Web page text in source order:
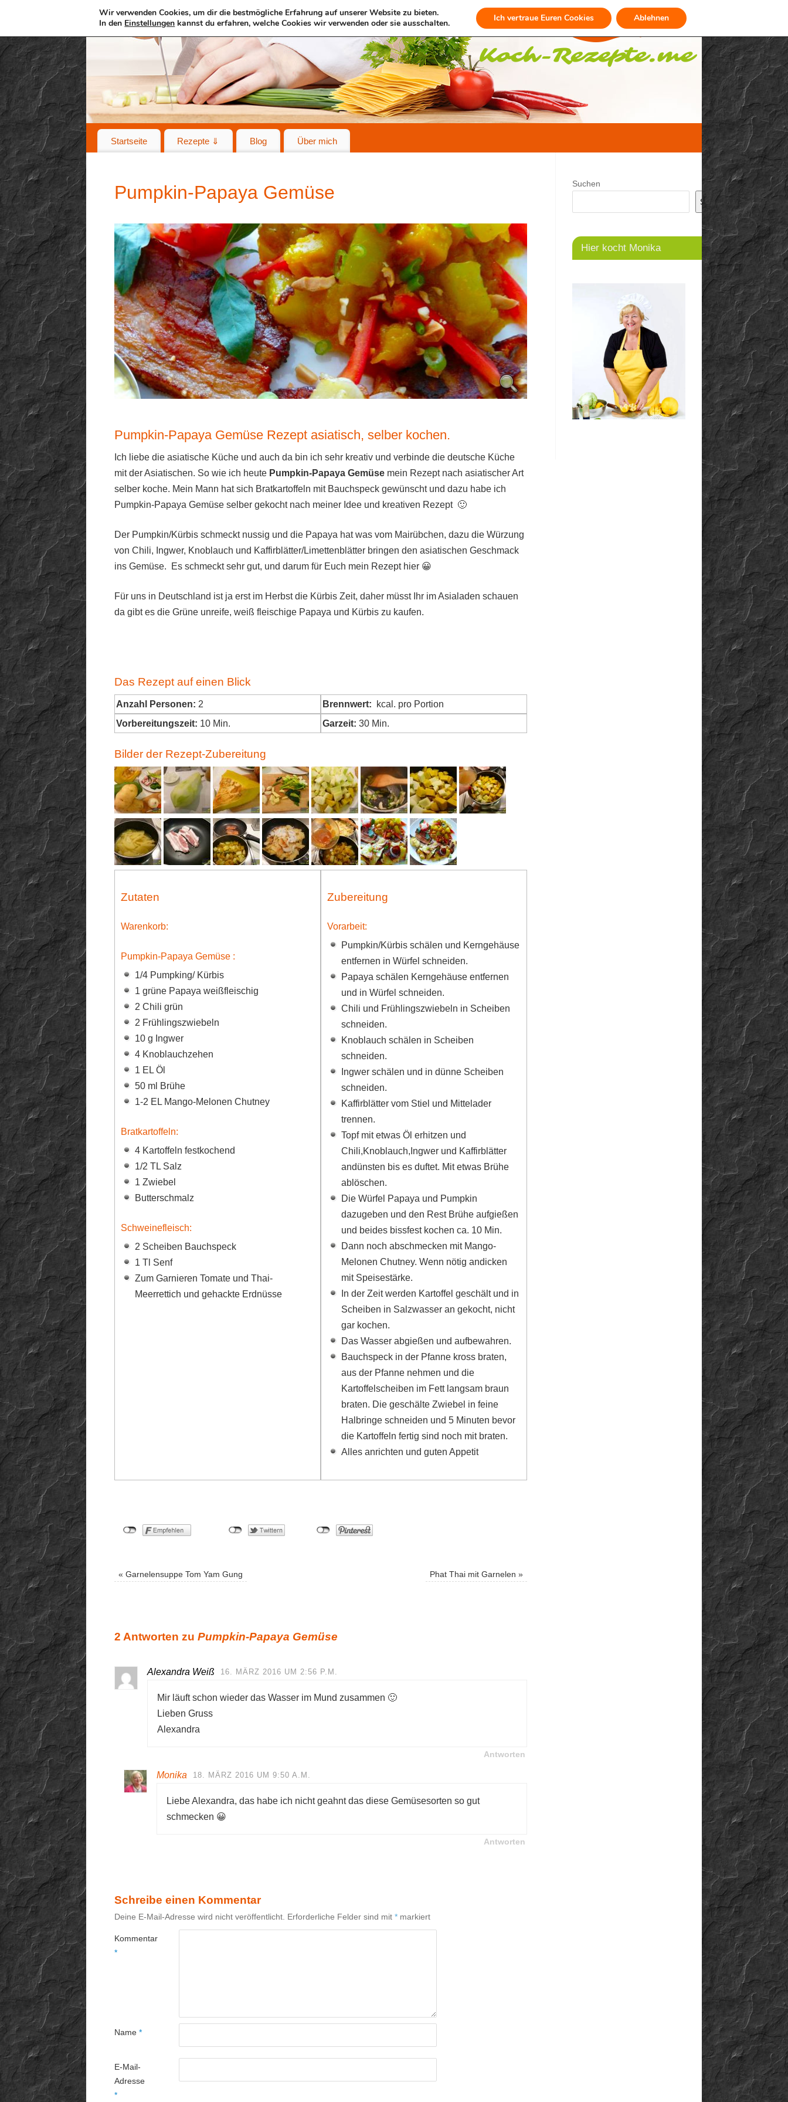
Startseite Rezepte ⇓ Blog Über mich
Pumpkin-Papaya Gemüse
Pumpkin-Papaya Gemüse Rezept asiatisch, selber kochen.
Ich liebe die asiatische Küche und auch da bin ich sehr kreativ und verbinde die deutsche Küche
mit der Asiatischen. So wie ich heute Pumpkin-Papaya Gemüse mein Rezept nach asiatischer Art
selber koche. Mein Mann hat sich Bratkartoffeln mit Bauchspeck gewünscht und dazu habe ich
Pumpkin-Papaya Gemüse selber gekocht nach meiner Idee und kreativen Rezept 🙂
Der Pumpkin/Kürbis schmeckt nussig und die Papaya hat was vom Mairübchen, dazu die Würzung
von Chili, Ingwer, Knoblauch und Kaffirblätter/Limettenblätter bringen den asiatischen Geschmack
ins Gemüse. Es schmeckt sehr gut, und darum für Euch mein Rezept hier 😀
Für uns in Deutschland ist ja erst im Herbst die Kürbis Zeit, daher müsst Ihr im Asialaden schauen
da gibt es die Grüne unreife, weiß fleischige Papaya und Kürbis zu kaufen.
Das Rezept auf einen Blick
Anzahl Personen: 2 Brennwert:
kcal. pro Portion
Vorbereitungszeit: 10 Min. Garzeit: 30 Min.
Bilder der Rezept-Zubereitung
Zutaten
Warenkorb:
Pumpkin-Papaya Gemüse :
1/4 Pumpking/ Kürbis
1 grüne Papaya weißfleischig
2 Chili grün
2 Frühlingszwiebeln
10 g Ingwer
4 Knoblauchzehen
1 EL Öl
50 ml Brühe
1-2 EL Mango-Melonen Chutney
Bratkartoffeln:
4 Kartoffeln festkochend
1/2 TL Salz
1 Zwiebel
Butterschmalz
Schweinefleisch:
2 Scheiben Bauchspeck
1 Tl Senf
Zum Garnieren Tomate und Thai-
Meerrettich und gehackte Erdnüsse
Zubereitung
Vorarbeit:
Pumpkin/Kürbis schälen und Kerngehäuse
entfernen in Würfel schneiden.
Papaya schälen Kerngehäuse entfernen
und in Würfel schneiden.
Chili und Frühlingszwiebeln in Scheiben
schneiden.
Knoblauch schälen in Scheiben
schneiden.
Ingwer schälen und in dünne Scheiben
schneiden.
Kaffirblätter vom Stiel und Mittelader
trennen.
Topf mit etwas Öl erhitzen und
Chili,Knoblauch,Ingwer und Kaffirblätter
andünsten bis es duftet. Mit etwas Brühe
ablöschen.
Die Würfel Papaya und Pumpkin
dazugeben und den Rest Brühe aufgießen
und beides bissfest kochen ca. 10 Min.
Dann noch abschmecken mit Mango-
Melonen Chutney. Wenn nötig andicken
mit Speisestärke.
In der Zeit werden Kartoffel geschält und in
Scheiben in Salzwasser an gekocht, nicht
gar kochen.
Das Wasser abgießen und aufbewahren.
Bauchspeck in der Pfanne kross braten,
aus der Pfanne nehmen und die
Kartoffelscheiben im Fett langsam braun
braten. Die geschälte Zwiebel in feine
Halbringe schneiden und 5 Minuten bevor
die Kartoffeln fertig sind noch mit braten.
Alles anrichten und guten Appetit
« Garnelensuppe Tom Yam Gung Phat Thai mit Garnelen »
2 Antworten zu Pumpkin-Papaya Gemüse
Alexandra Weiß 16. MÄRZ 2016 UM 2:56 P.M.
Mir läuft schon wieder das Wasser im Mund zusammen 🙂
Lieben Gruss
Alexandra
Antworten
Monika 18. MÄRZ 2016 UM 9:50 A.M.
Liebe Alexandra, das habe ich nicht geahnt das diese Gemüsesorten so gut
schmecken 😀
Antworten
Schreibe einen Kommentar
Deine E-Mail-Adresse wird nicht veröffentlicht. Erforderliche Felder sind mit * markiert
Kommentar
*
Name *
E-Mail-
Adresse
*
Suchen
Suchen
Hier kocht Monika
Wir verwenden Cookies, um dir die bestmögliche Erfahrung auf unserer Website zu bieten.
In den Einstellungen kannst du erfahren, welche Cookies wir verwenden oder sie ausschalten. Ich vertraue Euren Cookies Ablehnen